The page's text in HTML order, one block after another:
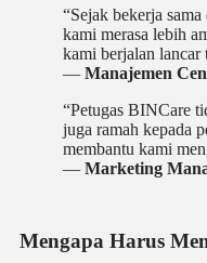
“Sejak bekerja
kami merasa lebih
kami berjalan lancar
— Manajemen
“Petugas BINCare
juga ramah kepada
membantu kami
— Marketing
Mengapa Harus